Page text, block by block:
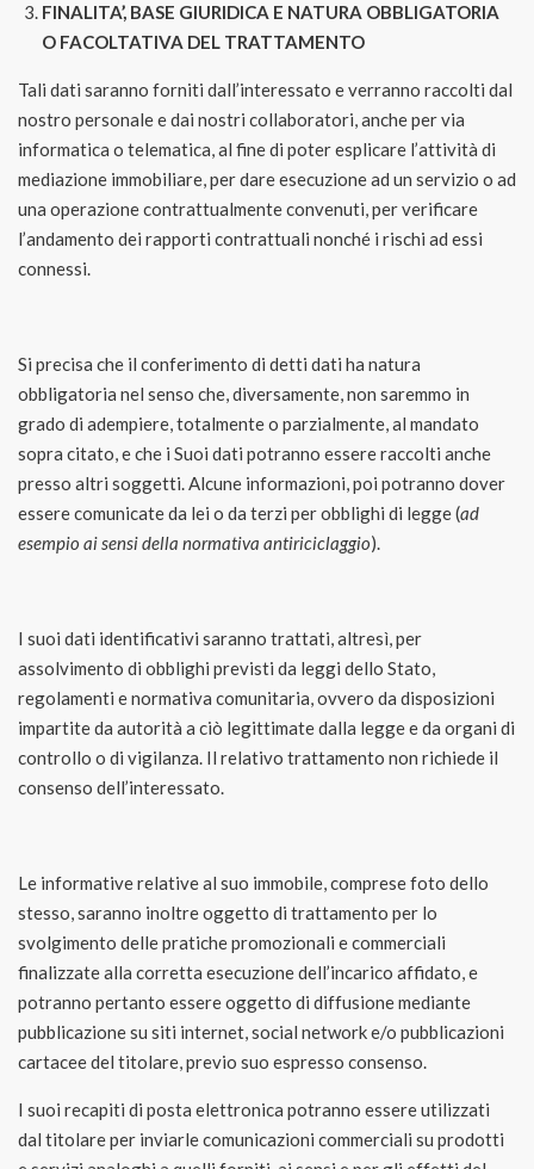
FINALITA’, BASE GIURIDICA E NATURA OBBLIGATORIA
O FACOLTATIVA DEL TRATTAMENTO
Tali dati saranno forniti dall’interessato e verranno raccolti dal
nostro personale e dai nostri collaboratori, anche per via
informatica o telematica, al fine di poter esplicare l’attività di
mediazione immobiliare, per dare esecuzione ad un servizio o ad
una operazione contrattualmente convenuti, per verificare
l’andamento dei rapporti contrattuali nonché i rischi ad essi
connessi.
Si precisa che il conferimento di detti dati ha natura
obbligatoria nel senso che, diversamente, non saremmo in
grado di adempiere, totalmente o parzialmente, al mandato
sopra citato, e che i Suoi dati potranno essere raccolti anche
presso altri soggetti. Alcune informazioni, poi potranno dover
essere comunicate da lei o da terzi per obblighi di legge (ad
esempio ai sensi della normativa antiriciclaggio).
I suoi dati identificativi saranno trattati, altresì, per
assolvimento di obblighi previsti da leggi dello Stato,
regolamenti e normativa comunitaria, ovvero da disposizioni
impartite da autorità a ciò legittimate dalla legge e da organi di
controllo o di vigilanza. Il relativo trattamento non richiede il
consenso dell’interessato.
Le informative relative al suo immobile, comprese foto dello
stesso, saranno inoltre oggetto di trattamento per lo
svolgimento delle pratiche promozionali e commerciali
finalizzate alla corretta esecuzione dell’incarico affidato, e
potranno pertanto essere oggetto di diffusione mediante
pubblicazione su siti internet, social network e/o pubblicazioni
cartacee del titolare, previo suo espresso consenso.
I suoi recapiti di posta elettronica potranno essere utilizzati
dal titolare per inviarle comunicazioni commerciali su prodotti